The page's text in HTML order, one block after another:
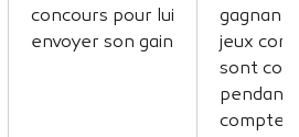
concours pour lui
envoyer son gain
jeux
sont
pendant
compter